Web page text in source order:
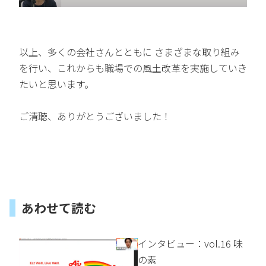
以上、多くの会社さんとともに さまざまな取り組み
を行い、これからも職場での風土改革を実施していき
たいと思います。
ご清聴、ありがとうございました！
あわせて読む
インタビュー：vol.16 味
の素